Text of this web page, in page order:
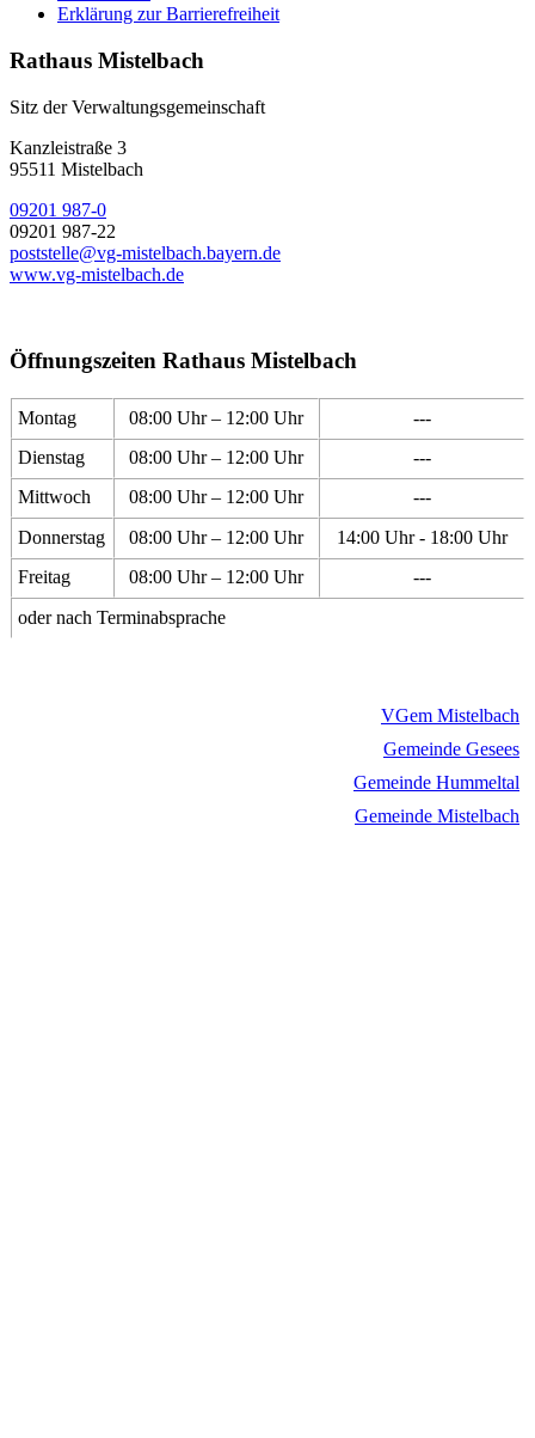
Erklärung zur Barrierefreiheit
Rathaus Mistelbach
Sitz der Verwaltungsgemeinschaft
Kanzleistraße 3
95511 Mistelbach
09201 987-0
09201 987-22
poststelle@vg-mistelbach.bayern.de
www.vg-mistelbach.de
Öffnungszeiten Rathaus Mistelbach
Montag 08:00 Uhr – 12:00 Uhr
---
Dienstag
08:00 Uhr – 12:00 Uhr
---
Mittwoch
08:00 Uhr – 12:00 Uhr
---
Donnerstag
08:00 Uhr – 12:00 Uhr
14:00 Uhr - 18:00 Uhr
Freitag
08:00 Uhr – 12:00 Uhr
---
oder nach Terminabsprache
VGem Mistelbach
Gemeinde Gesees
Gemeinde Hummeltal
Gemeinde Mistelbach